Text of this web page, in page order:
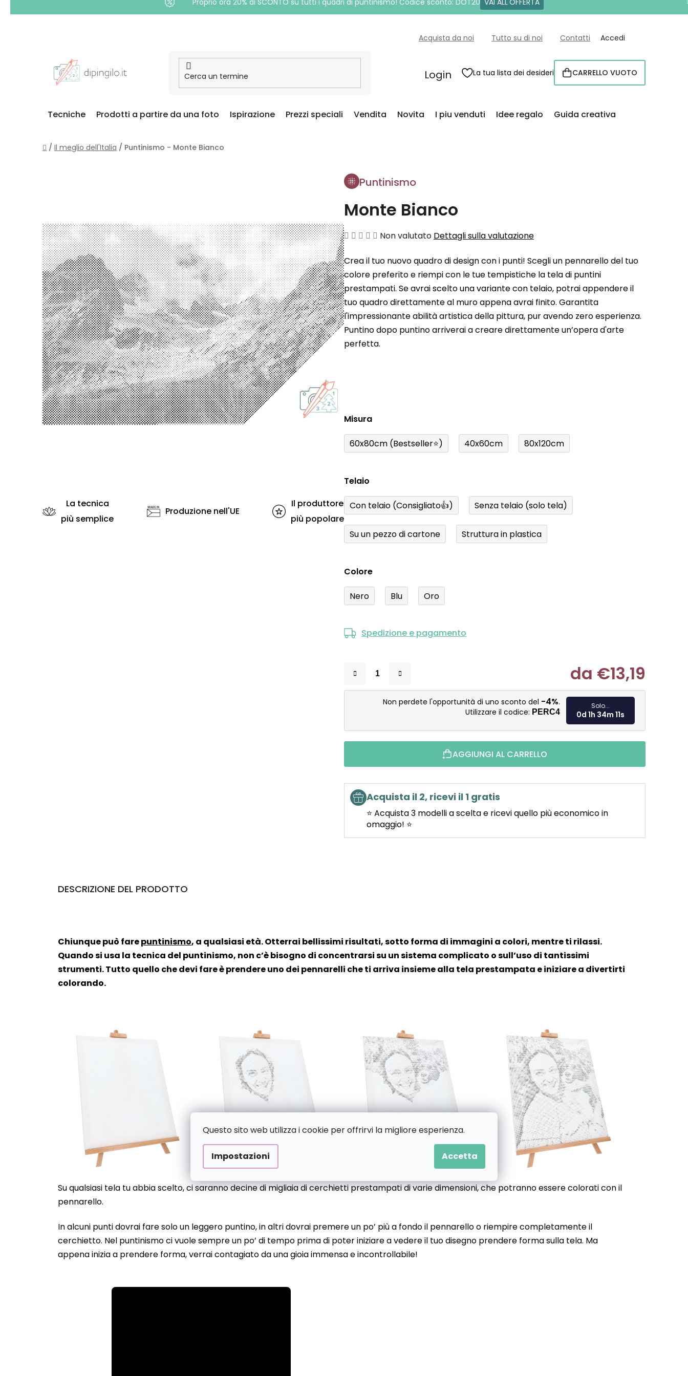
Questo sito web utilizza i cookie per offrirvi la migliore esperienza.
Impostazioni Accetta
Proprio ora 20% di SCONTO su tutti i quadri di puntinismo! Codice sconto: DOT20 VAI ALL'OFFERTA
Acquista da noi Tutto su di noi Contatti Accedi
Login La tua lista dei desideri CARRELLO
CARRELLO VUOTO
Tecniche Prodotti a partire da una foto Ispirazione Prezzi speciali Vendita Novita I piu venduti Idee regalo Guida creativa
Casa
/ Il meglio dell'Italia / Puntinismo - Monte Bianco
Puntinismo
Monte Bianco
La
media
del
prodotto
è
0,0
su
5
Non valutato Dettagli sulla valutazione
Crea il tuo nuovo quadro di design con i punti! Scegli un pennarello del tuo
colore preferito e riempi con le tue tempistiche la tela di puntini
prestampati. Se avrai scelto una variante con telaio, potrai appendere il
tuo quadro direttamente al muro appena avrai finito. Garantita
l'impressionante abilità artistica della pittura, pur avendo zero esperienza.
Puntino dopo puntino arriverai a creare direttamente un’opera d'arte
perfetta.
Misura
60x80cm (Bestseller⭐) 40x60cm 80x120cm
Telaio
Con telaio (Consigliato👍) Senza telaio (solo tela)
Su un pezzo di cartone Struttura in plastica
Colore
Nero Blu Oro
Spedizione e pagamento
da €13,19
Misura
Non perdete l'opportunità di uno sconto del -4%.
Utilizzare il codice: PERC4
Solo...
0d 1h 34m 10s
AGGIUNGI AL CARRELLO
Acquista il 2, ricevi il 1 gratis
⭐ Acquista 3 modelli a scelta e ricevi quello più economico in
omaggio! ⭐
La tecnica
più semplice
Produzione nell'UE
Il produttore
più popolare
DESCRIZIONE DEL PRODOTTO
Chiunque può farepuntinismo, a qualsiasi età. Otterrai bellissimi risultati, sotto forma di immagini a colori, mentre ti rilassi.
Quando si usa la tecnica del puntinismo, non c’è bisogno di concentrarsi su un sistema complicato o sull’uso di tantissimi
strumenti. Tutto quello che devi fare è prendere uno dei pennarelli che ti arriva insieme alla tela prestampata e iniziare a divertirti
colorando.
Su qualsiasi tela tu abbia scelto, ci saranno decine di migliaia di cerchietti prestampati di varie dimensioni, che potranno essere colorati con il
pennarello.
In alcuni punti dovrai fare solo un leggero puntino, in altri dovrai premere un po’ più a fondo il pennarello o riempire completamente il
cerchietto. Nel puntinismo ci vuole sempre un po’ di tempo prima di poter iniziare a vedere il tuo disegno prendere forma sulla tela. Ma
appena inizia a prendere forma, verrai contagiato da una gioia immensa e incontrollabile!